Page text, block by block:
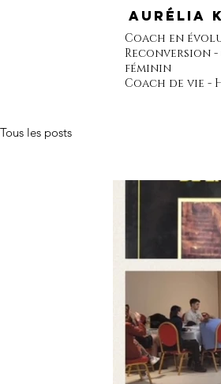
Aurélia
Coach en
Reconversion
féminin
Coach de vie -
Tous les posts